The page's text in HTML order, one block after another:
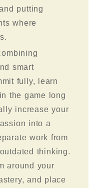
putting
where
smart
fully, learn
the game long
increase your
into a
work from
thinking.
around your
and place